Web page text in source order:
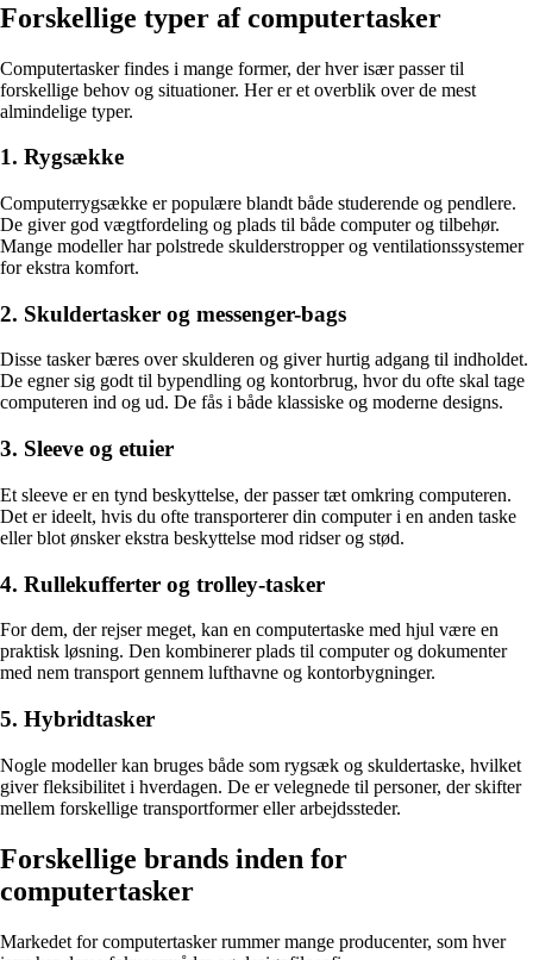
Forskellige typer af computertasker
Computertasker findes i mange former, der hver især passer til
forskellige behov og situationer. Her er et overblik over de mest
almindelige typer.
1. Rygsække
Computerrygsække er populære blandt både studerende og pendlere.
De giver god vægtfordeling og plads til både computer og tilbehør.
Mange modeller har polstrede skulderstropper og ventilationssystemer
for ekstra komfort.
2. Skuldertasker og messenger-bags
Disse tasker bæres over skulderen og giver hurtig adgang til indholdet.
De egner sig godt til bypendling og kontorbrug, hvor du ofte skal tage
computeren ind og ud. De fås i både klassiske og moderne designs.
3. Sleeve og etuier
Et sleeve er en tynd beskyttelse, der passer tæt omkring computeren.
Det er ideelt, hvis du ofte transporterer din computer i en anden taske
eller blot ønsker ekstra beskyttelse mod ridser og stød.
4. Rullekufferter og trolley-tasker
For dem, der rejser meget, kan en computertaske med hjul være en
praktisk løsning. Den kombinerer plads til computer og dokumenter
med nem transport gennem lufthavne og kontorbygninger.
5. Hybridtasker
Nogle modeller kan bruges både som rygsæk og skuldertaske, hvilket
giver fleksibilitet i hverdagen. De er velegnede til personer, der skifter
mellem forskellige transportformer eller arbejdssteder.
Forskellige brands inden for
computertasker
Markedet for computertasker rummer mange producenter, som hver